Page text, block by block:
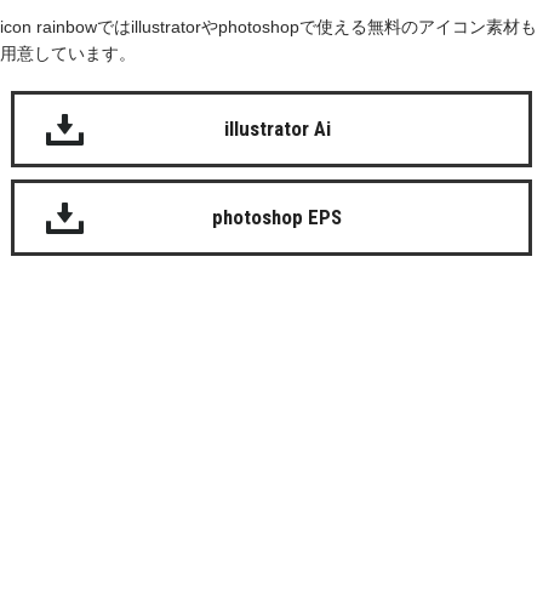
icon rainbowではillustratorやphotoshopで使える無料のアイコン素材も
用意しています。
illustrator Ai
photoshop EPS